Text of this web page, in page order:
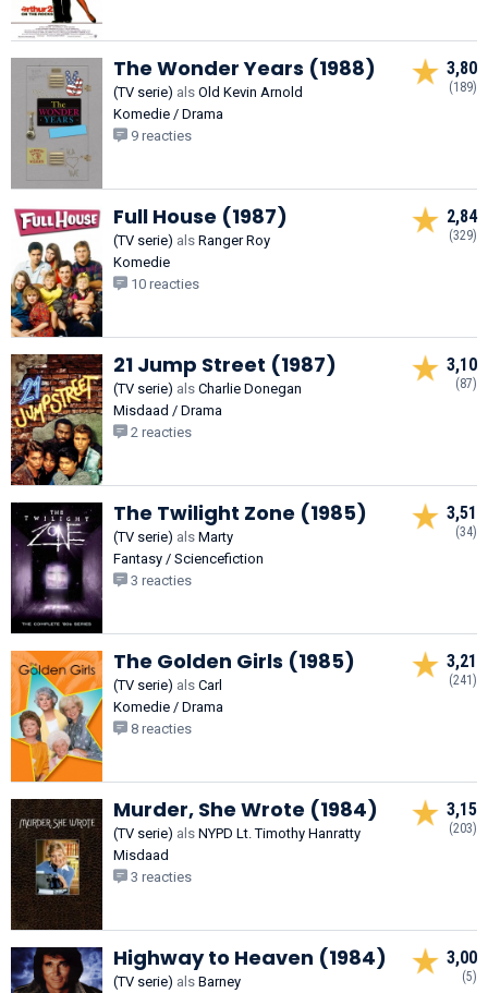
The Wonder Years (1988)
(TV serie) als Old Kevin Arnold
Komedie / Drama
9 reacties
3,80
(189)
Full House (1987)
(TV serie) als Ranger Roy
Komedie
10 reacties
2,84
(329)
21 Jump Street (1987)
(TV serie) als Charlie Donegan
Misdaad / Drama
2 reacties
3,10
(87)
The Twilight Zone (1985)
(TV serie) als Marty
Fantasy / Sciencefiction
3 reacties
3,51
(34)
The Golden Girls (1985)
(TV serie) als Carl
Komedie / Drama
8 reacties
3,21
(241)
Murder, She Wrote (1984)
(TV serie) als NYPD Lt. Timothy Hanratty
Misdaad
3 reacties
3,15
(203)
Highway to Heaven (1984)
(TV serie) als Barney
3,00
(5)